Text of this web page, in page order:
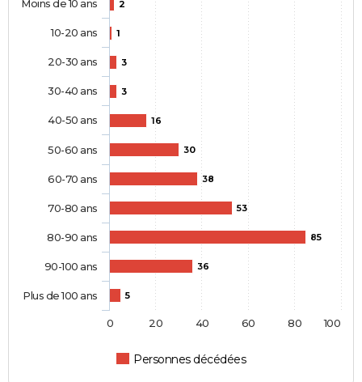
2
1
3
3
16
30
38
53
85
36
5
Personnes décédées
Moins de 10 ans
10-20 ans
20-30 ans
30-40 ans
40-50 ans
50-60 ans
60-70 ans
70-80 ans
80-90 ans
90-100 ans
Plus de 100 ans
0 20 40 60 80 100